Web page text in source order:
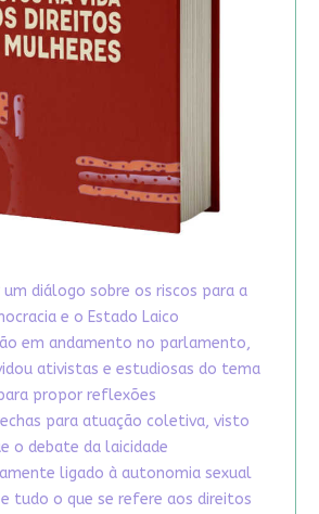
diálogo sobre os riscos para a
e o Estado Laico
em andamento no parlamento,
ativistas e estudiosas do tema
propor reflexões
para atuação coletiva, visto
o debate da laicidade
ligado à autonomia sexual
tudo o que se refere aos direitos